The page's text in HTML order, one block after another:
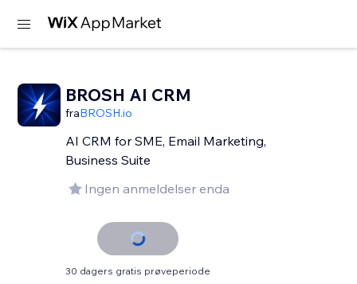
BROSH AI CRM
fraBROSH.io
AI CRM for SME, Email Marketing,
Business Suite
Ingen anmeldelser enda
30 dagers gratis prøveperiode